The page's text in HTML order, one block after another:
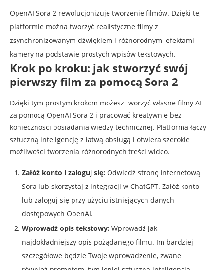
OpenAI Sora 2 rewolucjonizuje tworzenie filmów. Dzięki tej
platformie można tworzyć realistyczne filmy z
zsynchronizowanym dźwiękiem i różnorodnymi efektami
kamery na podstawie prostych wpisów tekstowych.
Krok po kroku: jak stworzyć swój
pierwszy film za pomocą Sora 2
Dzięki tym prostym krokom możesz tworzyć własne filmy AI
za pomocą OpenAI Sora 2 i pracować kreatywnie bez
konieczności posiadania wiedzy technicznej. Platforma łączy
sztuczną inteligencję z łatwą obsługą i otwiera szerokie
możliwości tworzenia różnorodnych treści wideo.
Załóż konto i zaloguj się: Odwiedź stronę internetową
Sora lub skorzystaj z integracji w ChatGPT. Załóż konto
lub zaloguj się przy użyciu istniejących danych
dostępowych OpenAI.
Wprowadź opis tekstowy: Wprowadź jak
najdokładniejszy opis pożądanego filmu. Im bardziej
szczegółowe będzie Twoje wprowadzenie, zwane